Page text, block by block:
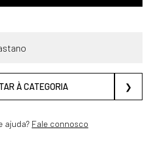
À CATEGORIA ❯
ajuda? Fale connosco